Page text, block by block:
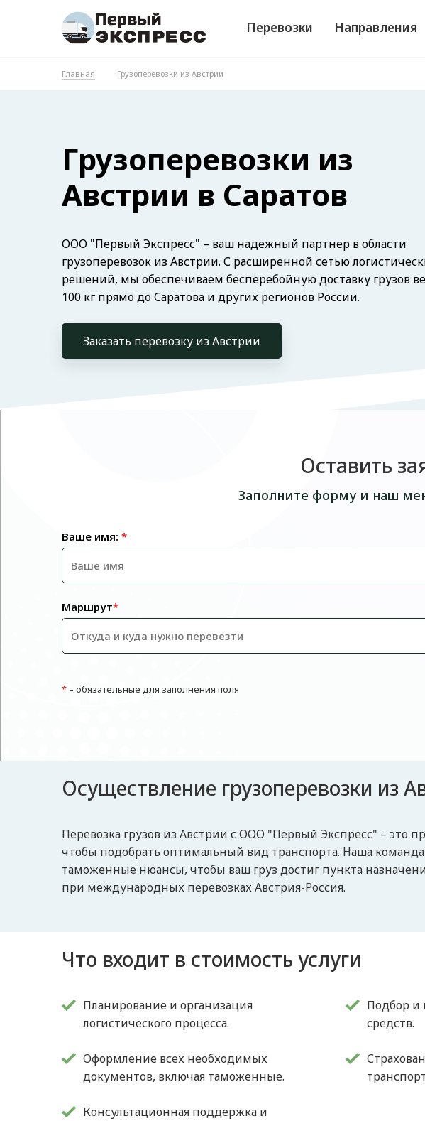
Перевозки Направления
Главная Грузоперевозки из Австрии
Грузоперевозки из
Австрии в Саратов
ООО "Первый Экспресс" – ваш надежный партнер в области
грузоперевозок из Австрии. С расширенной сетью
решений, мы обеспечиваем бесперебойную доставку грузов
100 кг прямо до Саратова и других регионов России.
Заказать перевозку из Австрии
Оставить
Заполните форму и наш
Ваше имя: *
Маршрут*
* – обязательные для заполнения поля
Осуществление грузоперевозки из
Перевозка грузов из Австрии с ООО "Первый Экспресс" – это
чтобы подобрать оптимальный вид транспорта. Наша
таможенные нюансы, чтобы ваш груз достиг пункта
при международных перевозках Австрия-Россия.
Что входит в стоимость услуги
Планирование и организация
логистического процесса.
Подбор и
средств.
Оформление всех необходимых
документов, включая таможенные.
Консультационная поддержка и